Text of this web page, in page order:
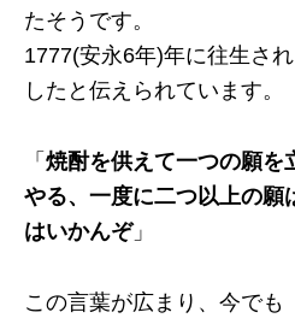
たそうです。
1777(安永6年)年に往生さ
したと伝えられています。
「 焼酎を供えて一つの願を
やる、一度に二つ以上の願
はいかんぞ」
この言葉が広まり、今でも